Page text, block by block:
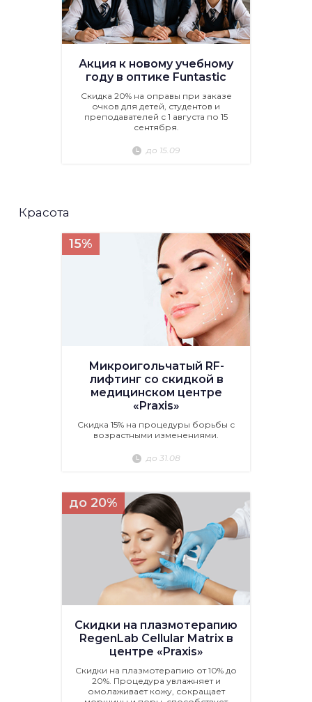
Акция к новому учебному
году в оптике Funtastic
Скидка 20% на оправы при заказе
очков для детей, студентов и
преподавателей с 1 августа по 15
сентября.
до 15.09
Красота
15%
Микроигольчатый RF-
лифтинг со скидкой в
медицинском центре
«Praxis»
Скидка 15% на процедуры борьбы с
возрастными изменениями.
до 31.08
до 20%
Скидки на плазмотерапию
RegenLab Cellular Matrix в
центре «Praxis»
Скидки на плазмотерапию от 10% до
20%. Процедура увлажняет и
омолаживает кожу, сокращает